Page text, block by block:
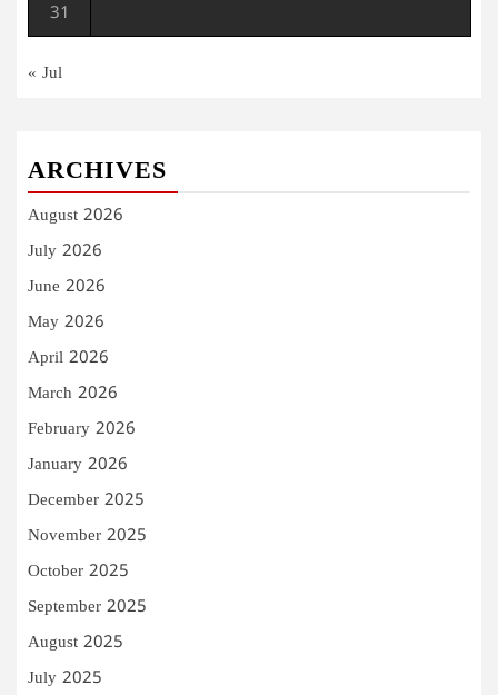
31
« Jul
ARCHIVES
August 2026
July 2026
June 2026
May 2026
April 2026
March 2026
February 2026
January 2026
December 2025
November 2025
October 2025
September 2025
August 2025
July 2025